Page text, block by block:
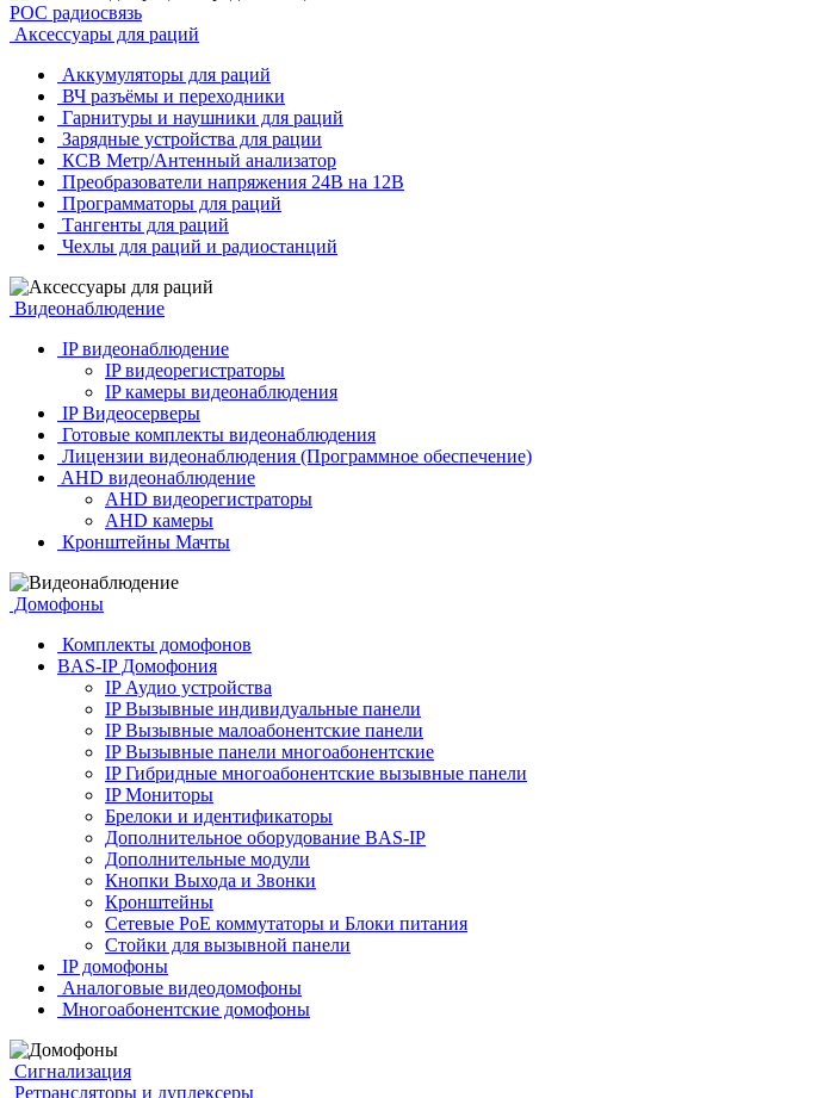
POC радиосвязь
Аксессуары для раций
Аккумуляторы для раций
ВЧ разъёмы и переходники
Гарнитуры и наушники для раций
Зарядные устройства для рации
КСВ Метр/Антенный анализатор
Преобразователи напряжения 24В на 12В
Программаторы для раций
Тангенты для раций
Чехлы для раций и радиостанций
Видеонаблюдение
IP видеонаблюдение
IP видеорегистраторы
IP камеры видеонаблюдения
IP Видеосерверы
Готовые комплекты видеонаблюдения
Лицензии видеонаблюдения (Программное обеспечение)
AHD видеонаблюдение
AHD видеорегистраторы
AHD камеры
Кронштейны Мачты
Домофоны
Комплекты домофонов
BAS-IP Домофония
IP Аудио устройства
IP Вызывные индивидуальные панели
IP Вызывные малоабонентские панели
IP Вызывные панели многоабонентские
IP Гибридные многоабонентские вызывные панели
IP Мониторы
Брелоки и идентификаторы
Дополнительное оборудование BAS-IP
Дополнительные модули
Кнопки Выхода и Звонки
Кронштейны
Сетевые PoE коммутаторы и Блоки питания
Стойки для вызывной панели
IP домофоны
Аналоговые видеодомофоны
Многоабонентские домофоны
Сигнализация
Ретрансляторы и дуплексеры